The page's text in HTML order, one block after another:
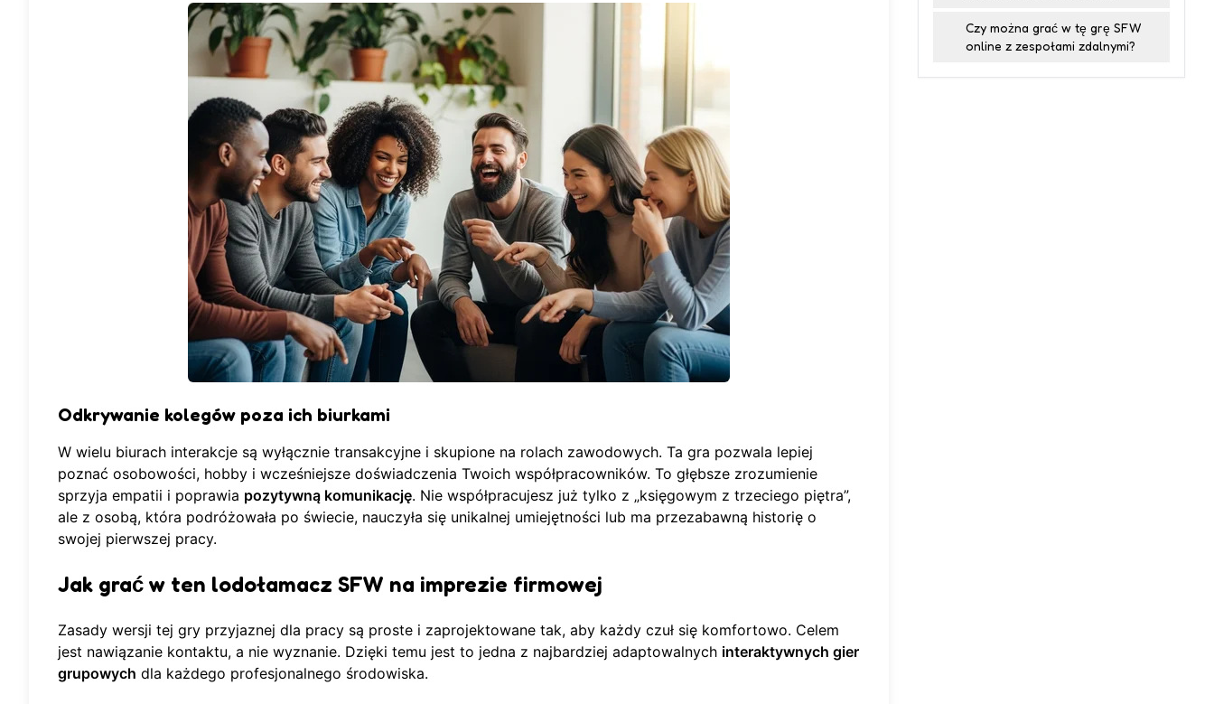
Odkrywanie kolegów poza ich biurkami
W wielu biurach interakcje są wyłącznie transakcyjne i skupione na rolach zawodowych. Ta gra pozwala lepiej
poznać osobowości, hobby i wcześniejsze doświadczenia Twoich współpracowników. To głębsze zrozumienie
sprzyja empatii i poprawia pozytywną komunikację. Nie współpracujesz już tylko z „księgowym z trzeciego piętra”,
ale z osobą, która podróżowała po świecie, nauczyła się unikalnej umiejętności lub ma przezabawną historię o
swojej pierwszej pracy.
Jak grać w ten lodołamacz SFW na imprezie firmowej
Zasady wersji tej gry przyjaznej dla pracy są proste i zaprojektowane tak, aby każdy czuł się komfortowo. Celem
jest nawiązanie kontaktu, a nie wyznanie. Dzięki temu jest to jedna z najbardziej adaptowalnych interaktywnych gier
grupowych dla każdego profesjonalnego środowiska.
Czy można grać w tę grę SFW
online z zespołami zdalnymi?